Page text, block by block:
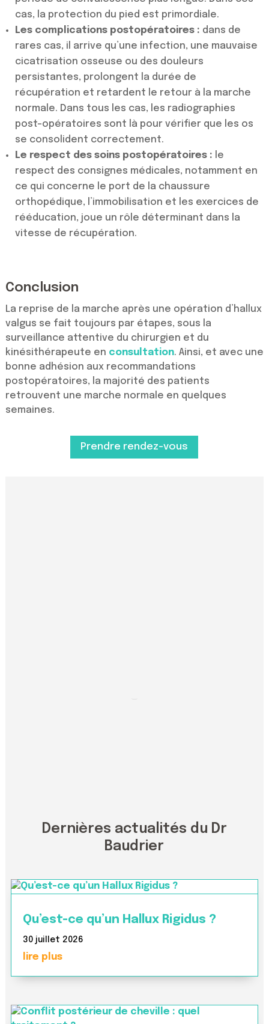
cas, la protection du pied est primordiale.
Les complications postopératoires : dans de
rares cas, il arrive qu’une infection, une mauvaise
cicatrisation osseuse ou des douleurs
persistantes, prolongent la durée de
récupération et retardent le retour à la marche
normale. Dans tous les cas, les radiographies
post-opératoires sont là pour vérifier que les os
se consolident correctement.
Le respect des soins postopératoires : le
respect des consignes médicales, notamment en
ce qui concerne le port de la chaussure
orthopédique, l’immobilisation et les exercices de
rééducation, joue un rôle déterminant dans la
vitesse de récupération.
Conclusion
La reprise de la marche après une opération d’hallux
valgus se fait toujours par étapes, sous la
surveillance attentive du chirurgien et du
kinésithérapeute en consultation. Ainsi, et avec une
bonne adhésion aux recommandations
postopératoires, la majorité des patients
retrouvent une marche normale en quelques
semaines.
Prendre rendez-vous
Dernières actualités du Dr
Baudrier
Qu’est-ce qu’un Hallux Rigidus ?
30 juillet 2026
lire plus